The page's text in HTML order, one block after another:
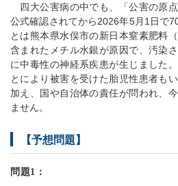
四大公害病の中でも、「公害の原
公式確認されてから2026年5月1日で
とは熊本県水俣市の新日本窒素肥料
含まれたメチル水銀が原因で、汚染
に中毒性の神経系疾患が生じました
とにより被害を受けた胎児性患者も
加え、国や自治体の責任が問われ、
ません。
【予想問題】
問題1：